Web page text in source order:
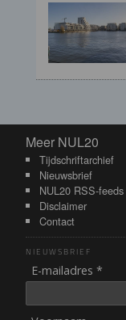
Meer
Meer NUL20
Tijdschriftarchief
Nieuwsbrief
NUL20 RSS-feeds
Disclaimer
Contact
NIEUWSBRIEF
E-mailadres *